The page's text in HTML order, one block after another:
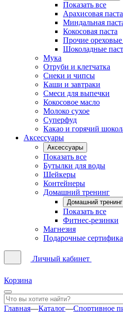
Показать все
Арахисовая паста
Миндальная
Кокосовая паста
Прочие
Шоколадные
Мука
Отруби и клетчатка
Снеки и чипсы
Каши и завтраки
Смеси для выпечки
Кокосовое масло
Молоко сухое
Суперфуд
Какао и горячий
Аксессуары
Аксессуары
Показать все
Бутылки для воды
Шейкеры
Контейнеры
Домашний тренинг
Домашний тренинг
Показать все
Фитнес-резинки
Магнезия
Подарочные
Личный кабинет
Корзина
Главная—Каталог—Спортивное